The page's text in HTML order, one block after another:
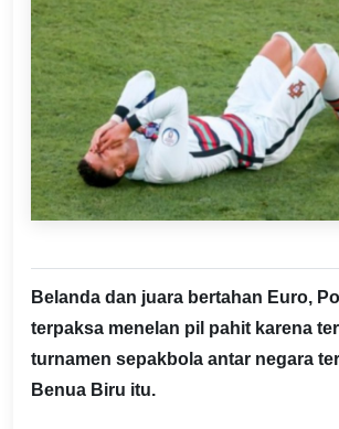
Belanda dan juara bertahan Euro,
terpaksa menelan pil pahit karena
turnamen sepakbola antar negara
Benua Biru itu.